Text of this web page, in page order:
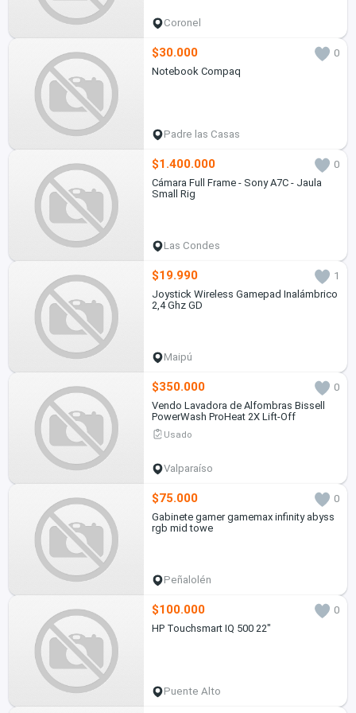
Coronel
$30.000
0
Notebook Compaq
Padre las Casas
$1.400.000
0
Cámara Full Frame - Sony A7C - Jaula
Small Rig
Las Condes
$19.990
1
Joystick Wireless Gamepad Inalámbrico
2,4 Ghz GD
Maipú
$350.000
0
Vendo Lavadora de Alfombras Bissell
PowerWash ProHeat 2X Lift-Off
Usado
Valparaíso
$75.000
0
Gabinete gamer gamemax infinity abyss
rgb mid towe
Peñalolén
$100.000
0
HP Touchsmart IQ 500 22"
Puente Alto